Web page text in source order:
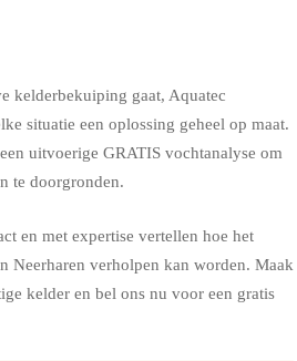
kelderbekuiping gaat, Aquatec
situatie een oplossing geheel op maat.
uitvoerige GRATIS vochtanalyse om
te doorgronden.
en met expertise vertellen hoe het
Neerharen verholpen kan worden. Maak
kelder en bel ons nu voor een gratis